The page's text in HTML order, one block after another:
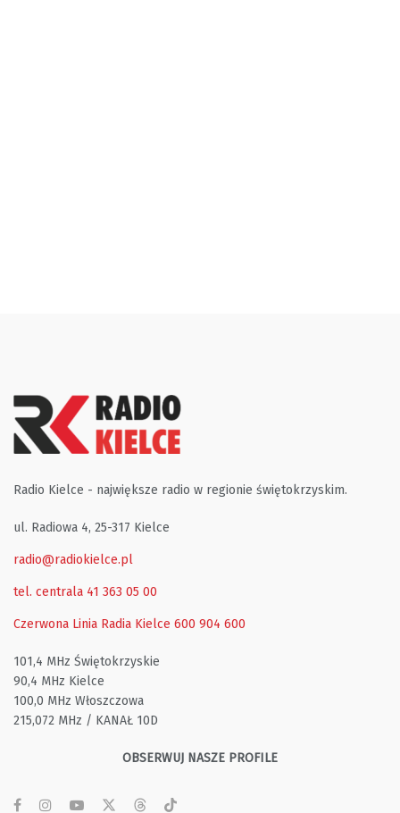
Radio Kielce - największe radio w regionie świętokrzyskim.
ul. Radiowa 4, 25-317 Kielce
radio@radiokielce.pl
tel. centrala 41 363 05 00
Czerwona Linia Radia Kielce 600 904 600
101,4 MHz Świętokrzyskie
90,4 MHz Kielce
100,0 MHz Włoszczowa
215,072 MHz / KANAŁ 10D
OBSERWUJ NASZE PROFILE